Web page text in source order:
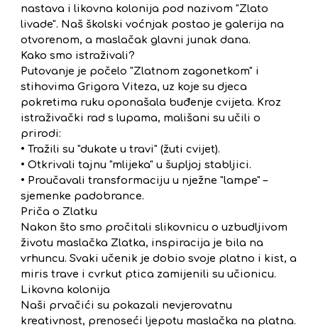
nastava i likovna kolonija pod nazivom "Zlato
livade". Naš školski voćnjak postao je galerija na
otvorenom, a maslačak glavni junak dana.
Kako smo istraživali?
Putovanje je počelo "Zlatnom zagonetkom" i
stihovima Grigora Viteza, uz koje su djeca
pokretima ruku oponašala buđenje cvijeta. Kroz
istraživački rad s lupama, mališani su učili o
prirodi:
• Tražili su "dukate u travi" (žuti cvijet).
• Otkrivali tajnu "mlijeka" u šupljoj stabljici.
• Proučavali transformaciju u nježne "lampe" –
sjemenke padobrance.
Priča o Zlatku
Nakon što smo pročitali slikovnicu o uzbudljivom
životu maslačka Zlatka, inspiracija je bila na
vrhuncu. Svaki učenik je dobio svoje platno i kist, a
miris trave i cvrkut ptica zamijenili su učionicu.
Likovna kolonija
Naši prvačići su pokazali nevjerovatnu
kreativnost, prenoseći ljepotu maslačka na platna.